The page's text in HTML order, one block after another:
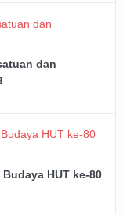
dan
HUT ke-80